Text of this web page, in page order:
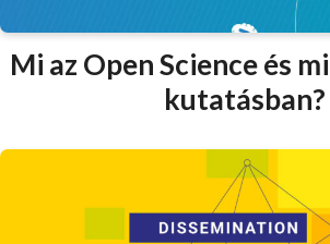
Mi az Open Science és
kutatásban?